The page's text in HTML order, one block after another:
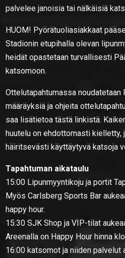
palvelee janoisia tai nälkäisiä
HUOM! Pyörätuoliasiakkaat
Stadionin etupihalla olevan
heidät opastetaan turvallisesti
katsomoon.
Ottelutapahtumassa noudatetaan
määräyksiä ja ohjeita
saa lisätietoa tästä linkistä.
huutelu on ehdottomasti kielletty,
häiritsevästi käyttäytyvä katsoja
Tapahtuman aikataulu
15:00 Lipunmyyntikoju ja portit
Myös Carlsberg Sports Bar
happy hour.
15:30 SJK Shop ja VIP-tilat
Areenalla on Happy Hour hinna
16:00 katsomot ja niiden palvelut